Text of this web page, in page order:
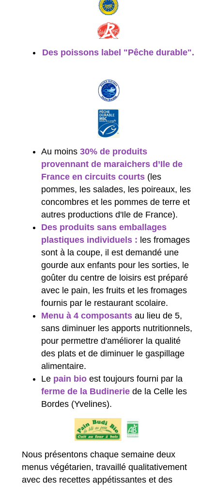
Des poissons label "Pêche durable".
Au moins 30% de produits
provennant de maraichers d’Ile de
France en circuits courts (les
pommes, les salades, les poireaux, les
concombres et les pommes de terre et
autres productions d'Ile de France).
Des produits sans emballages
plastiques individuels : les fromages
sont à la coupe, il est demandé une
gourde aux enfants pour les sorties, le
goûter du centre de loisirs est préparé
avec le pain, les fruits et les fromages
fournis par le restaurant scolaire.
Menu à 4 composants au lieu de 5,
sans diminuer les apports nutritionnels,
pour permettre d'améliorer la qualité
des plats et de diminuer le gaspillage
alimentaire.
Le pain bio est toujours fourni par la
ferme de la Budinerie de la Celle les
Bordes (Yvelines).
Nous présentons chaque semaine deux
menus végétarien, travaillé qualitativement
avec des recettes appétissantes et des